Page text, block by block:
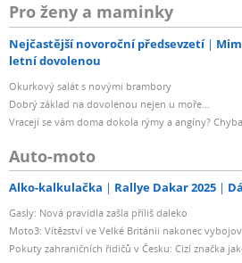
Pro ženy a maminky
Nejčastější novoroční předsevzetí
letní dovolenou
Okurkový salát s novými brambory
Dobrý základ na dovolenou nejen u moře...
Vracejí se vám doma dokola rýmy a angíny?
Auto-moto
Alko-kalkulačka Rallye Dakar 2025
Gasly: Nová pravidla zašla příliš daleko
Moto3: Vítězství ve Velké Británii nakonec
Pokuty zahraničních řidičů v Česku: Cizí značka